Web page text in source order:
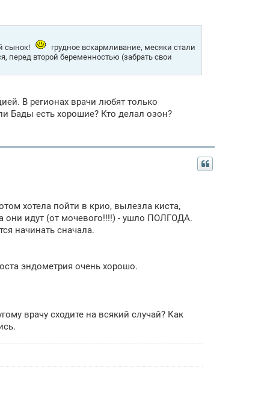
сынок!
грудное вскармливание, месяки стали
перед второй беременностью (забрать свои
В регионах врачи любят только
Бады есть хорошие? Кто делал озон?
хотела пойти в крио, вылезла киста,
они идут (от мочевого!!!!) - ушло ПОЛГОДА.
начинать сначала.
эндометрия очень хорошо.
врачу сходите на всякий случай? Как